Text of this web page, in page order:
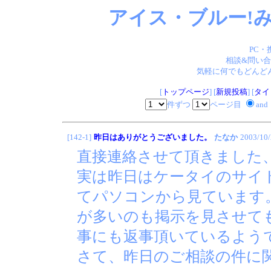
アイス・ブルー!
PC・
相談&問い
気軽に何でもどん
[トップページ] [新規投稿] [タ
件ずつ
ページ目 and
[142-1] 昨日はありがとうございました。 たなか 2003/
直接連絡させて頂きました
実は昨日はケータイのサイ
てパソコンから見ていま
が多いのも掲示を見させ
事にも返事頂いているよう
さて、昨日のご相談の件に